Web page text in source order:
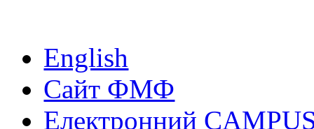
English
Сайт ФМФ
Електронний